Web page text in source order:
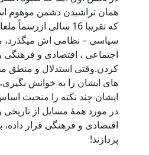
همان تراشیدن دشمن موهوم
که تقریبا 16 سالی
سیاسی – نظامی اش میگذرد،
اجتماعی ، اقتصادی و
کردن.وقتی استدلال و منطق
های ایشان را به خوانش
ایشان چند نکته را منحیث
در مورد همۀ مسایل از تاریخی
اقتصادی و فرهنگی قرار
پردازند!